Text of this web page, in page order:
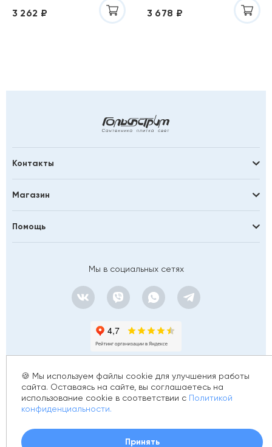
3 262 ₽ 3 678 ₽
Контакты
Магазин
Помощь
Мы в социальных сетях
© 2012 - 2026 golfstim.ru
ОГРН 304370234902057
🍪 Мы используем файлы cookie для улучшения работы
сайта. Оставаясь на сайте, вы соглашаетесь на
использование cookie в соответствии с Политикой
конфиденциальности.
Принять